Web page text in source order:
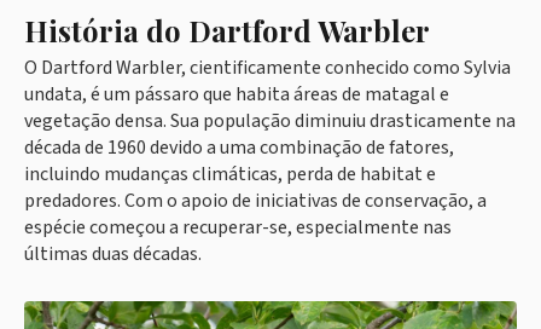
História do Dartford Warbler
O Dartford Warbler, cientificamente conhecido como Sylvia
undata, é um pássaro que habita áreas de matagal e
vegetação densa. Sua população diminuiu drasticamente na
década de 1960 devido a uma combinação de fatores,
incluindo mudanças climáticas, perda de habitat e
predadores. Com o apoio de iniciativas de conservação, a
espécie começou a recuperar-se, especialmente nas
últimas duas décadas.